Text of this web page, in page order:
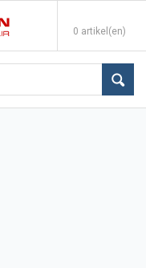
0 artikel(en)